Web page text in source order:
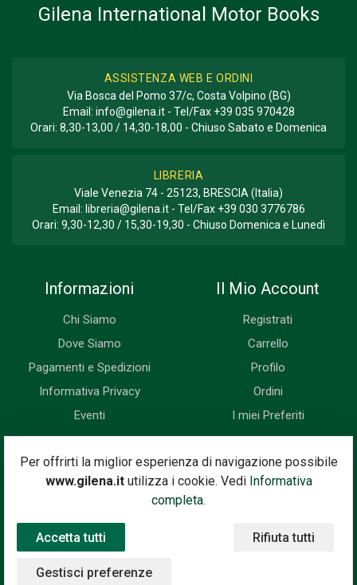
Per offrirti la miglior esperienza di navigazione possibile
www.gilena.itutilizza i cookie. Vedi Informativa
completa.
Accetta tutti Rifiuta tutti
Gestisci preferenze
Gilena International Motor Books
ASSISTENZA WEB E ORDINI
Via Bosca del Pomo 37/c, Costa Volpino (BG)
Email: info@gilena.it- Tel/Fax +39 035 970428
Orari: 8,30-13,00 / 14,30-18,00 - Chiuso Sabato e Domenica
LIBRERIA
Viale Venezia 74 - 25123, BRESCIA (Italia)
Email: libreria@gilena.it- Tel/Fax +39 030 3776786
Orari: 9,30-12,30 / 15,30-19,30 - Chiuso Domenica e Lunedì
Informazioni
Chi Siamo
Dove Siamo
Pagamenti e Spedizioni
Informativa Privacy
Eventi
Il Mio Account
Registrati
Carrello
Profilo
Ordini
I miei Preferiti
Newsletter
Iscriviti subito alla nostra newsletter. Riceverai prima di tutti le
novità, le offerte, i prossimi eventi...
Indirizzo Email
Iscriviti